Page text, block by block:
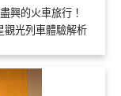
興的火車旅行！
光列車體驗解析